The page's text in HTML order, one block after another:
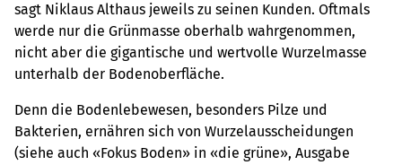
sagt Niklaus Althaus jeweils zu seinen Kunden. Oftmals
werde nur die Grünmasse oberhalb wahrgenommen,
nicht aber die gigantische und wertvolle Wurzelmasse
unterhalb der Bodenoberfläche.
Denn die Bodenlebewesen, besonders Pilze und
Bakterien, ernähren sich von Wurzelausscheidungen
(siehe auch «Fokus Boden» in «die grüne», Ausgabe